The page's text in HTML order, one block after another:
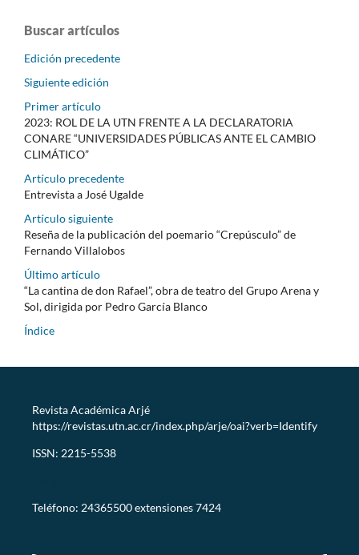
Buscar artículos
Edición precedente
Siguiente edición
Primer artículo
2023: ROL DE LA UTN FRENTE A LA DECLARATORIA
CONARE “UNIVERSIDADES PÚBLICAS ANTE EL CAMBIO
CLIMÁTICO”
Artículo precedente
Entrevista a José Ugalde
Artículo siguiente
Reseña de la publicación del poemario “Crepúsculo” de
Fernando Villalobos
Último artículo
“La cantina de don Rafael”, obra de teatro del Grupo Arena y
Sol, dirigida por Pedro García Blanco
Índice
Revista Académica Arjé
https://revistas.utn.ac.cr/index.php/arje/oai?verb=Identify
ISSN: 2215-5538
Teléfono: 24365500 extensiones 7424